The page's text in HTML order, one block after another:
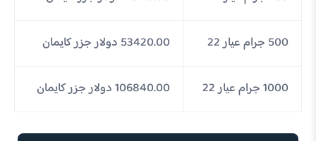
500 جرام عيار 22 53420.00 دولار جزر كايمان
1000 جرام عيار 22 106840.00 دولار جزر كايمان